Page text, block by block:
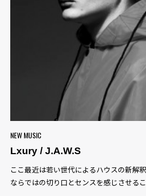
NEW MUSIC
Lxury / J.A.W.S
ここ最近は若い世代によるハウスの新解
ならではの切り口とセンスを感じさせるこ